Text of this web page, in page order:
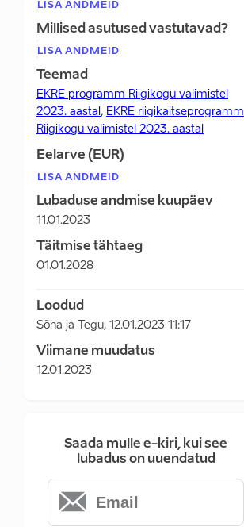
LISA ANDMEID
Millised asutused vastutavad?
LISA ANDMEID
Teemad
EKRE programm Riigikogu valimistel
2023. aastal , EKRE riigikaitseprogramm
Riigikogu valimistel 2023. aastal
Eelarve (EUR)
LISA ANDMEID
Lubaduse andmise kuupäev
11.01.2023
Täitmise tähtaeg
01.01.2028
Loodud
Sõna ja Tegu, 12.01.2023 11:17
Viimane muudatus
12.01.2023
Saada mulle e-kiri, kui see
lubadus on uuendatud